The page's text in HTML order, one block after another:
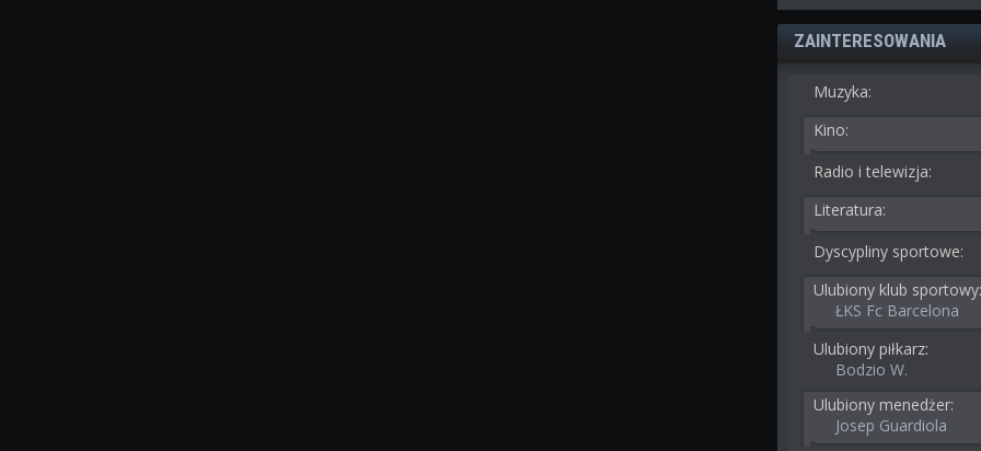
ZAINTERESOWANIA
Muzyka:
Kino:
Radio i telewizja:
Literatura:
Dyscypliny sportowe:
Ulubiony klub
ŁKS Fc Barcelona
Ulubiony piłkarz:
Bodzio W.
Ulubiony menedżer:
Josep Guardiola